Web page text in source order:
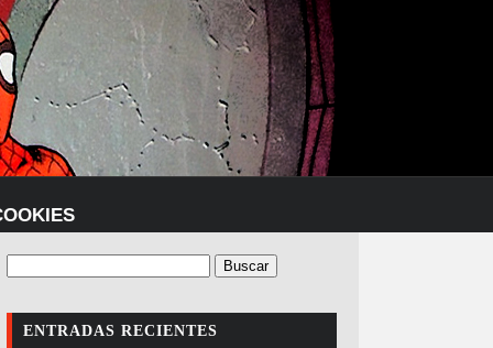
ENTRADAS RECIENTES